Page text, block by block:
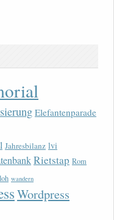
Elefantenparade
Jahresbilanz lvi
Rietstap Rom
wandern
Wordpress